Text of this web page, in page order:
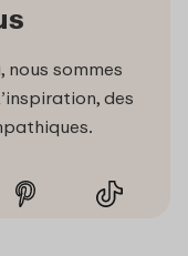
nous sommes
des